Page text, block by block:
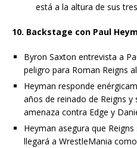
está a la altura de sus
10. Backstage con Paul
Byron Saxton entrevista a
peligro para Roman Reigns
Heyman responde
años de reinado de Reigns
amenaza contra Edge y
Heyman asegura que
llegará a WrestleMania